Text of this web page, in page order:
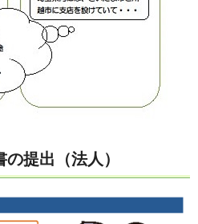
提出（法人）